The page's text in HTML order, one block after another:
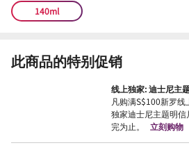
140ml
此商品的特别促销
线上独家: 迪士尼主
凡购满S$100新罗
独家迪士尼主题明
完为止。
立刻购物